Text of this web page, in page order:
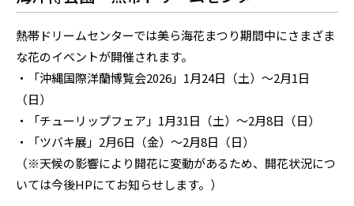
熱帯ドリームセンターでは美ら海花まつり期間中にさまざま
な花のイベントが開催されます。
・「沖縄国際洋蘭博覧会2026」1月24日（土）～2月1日
（日）
・「チューリップフェア」1月31日（土）～2月8日（日）
・「ツバキ展」2月6日（金）～2月8日（日）
（※天候の影響により開花に変動があるため、開花状況につ
いては今後HPにてお知らせします。）